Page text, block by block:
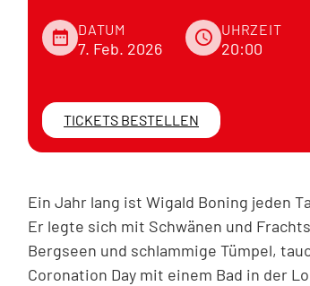
date_range DATUM
7. Feb. 2026
schedule UHRZEIT
20:00
TICKETS BESTELLEN
Ein Jahr lang ist Wigald Boning jeden
Er legte sich mit Schwänen und
Bergseen und schlammige Tümpel,
Coronation Day mit einem Bad in der